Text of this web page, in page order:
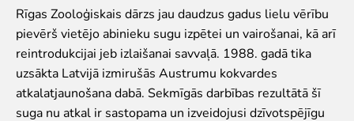
Cik dažādi mēs esam
Zvērīgi Seksīgi/Riests
Visas ekskursijas
Mācību ekskursijas
Mācību nodarbības
Ekskursiju un nodarbību noteikumi
Rīgas Zooloģiskais dārzs jau daudzus gadus lielu vērību
pievērš vietējo abinieku sugu izpētei un vairošanai, kā arī
reintrodukcijai jeb izlaišanai savvaļā. 1988. gadā tika
uzsākta Latvijā izmirušās Austrumu kokvardes
atkalatjaunošana dabā. Sekmīgās darbības rezultātā šī
suga nu atkal ir sastopama un izveidojusi dzīvotspējīgu